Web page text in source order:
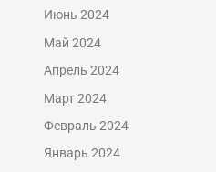
Июнь 2024
Май 2024
Апрель 2024
Март 2024
Февраль 2024
Январь 2024